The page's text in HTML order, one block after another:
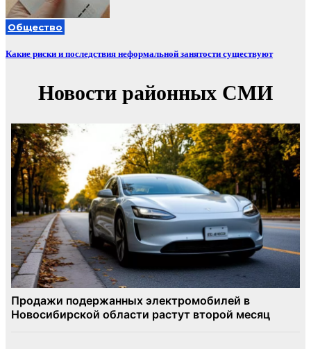
Общество
Какие риски и последствия неформальной занятости существуют